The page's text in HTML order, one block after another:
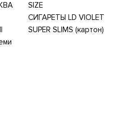
SIZE
СИГАРЕТЫ LD VIOLET
SUPER SLIMS (картон)